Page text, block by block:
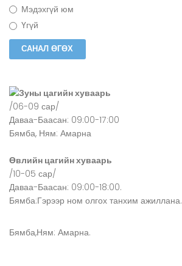
Мэдэхгүй юм
Үгүй
Зуны цагийн хуваарь
/06-09 сар/
Даваа-Баасан: 09:00-17:00
Бямба, Ням: Амарна
Өвлийн цагийн хуваарь
/10-05 сар/
Даваа-Баасан: 09:00-18:00.
Бямба:Гэрээр ном олгох танхим ажиллана.
Бямба,Ням: Амарна.